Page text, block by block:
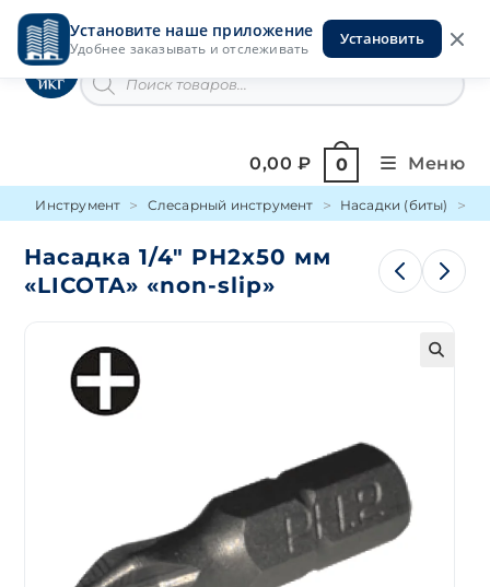
Установите наше приложение
Удобнее заказывать и отслеживать
Установить
Перейти
содержимомуИнструменты на Горской
товаров
0,00₽ 0 Меню
Инструмент Слесарный инструмент Насадки (биты)
Насадка 1/4″ PH2х50 мм
«LICOTA» «non-slip»